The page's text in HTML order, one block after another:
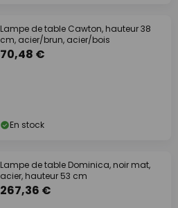
Lampe de table Cawton, hauteur 38
cm, acier/brun, acier/bois
70,48 €
En stock
Lampe de table Dominica, noir mat,
acier, hauteur 53 cm
267,36 €